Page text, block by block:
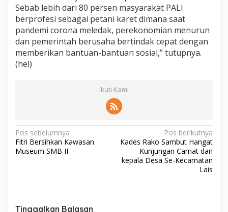
Sebab lebih dari 80 persen masyarakat PALI
berprofesi sebagai petani karet dimana saat
pandemi corona meledak, perekonomian menurun
dan pemerintah berusaha bertindak cepat dengan
memberikan bantuan-bantuan sosial,” tutupnya.
(hel)
Ikuti Kami
N
a
a
Pos sebelumnya
Fitri Bersihkan Kawasan
Museum SMB II
Pos berikutnya
Kades Rako Sambut Hangat
Kunjungan Camat dan
kepala Desa Se-Kecamatan
Lais
Tinggalkan Balasan